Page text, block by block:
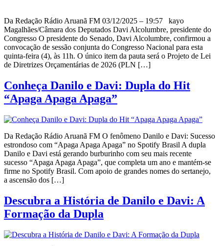
Da Redação Rádio Aruanã FM 03/12/2025 – 19:57 kayo
Magalhães/Câmara dos Deputados Davi Alcolumbre, presidente do
Congresso O presidente do Senado, Davi Alcolumbre, confirmou a
convocação de sessão conjunta do Congresso Nacional para esta
quinta-feira (4), às 11h. O único item da pauta será o Projeto de Lei
de Diretrizes Orçamentárias de 2026 (PLN […]
Conheça Danilo e Davi: Dupla do Hit
“Apaga Apaga Apaga”
Da Redação Rádio Aruanã FM O fenômeno Danilo e Davi: Sucesso
estrondoso com “Apaga Apaga Apaga” no Spotify Brasil A dupla
Danilo e Davi está gerando burburinho com seu mais recente
sucesso “Apaga Apaga Apaga”, que completa um ano e mantém-se
firme no Spotify Brasil. Com apoio de grandes nomes do sertanejo,
a ascensão dos […]
Descubra a História de Danilo e Davi: A
Formação da Dupla